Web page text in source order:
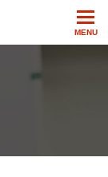
MENU